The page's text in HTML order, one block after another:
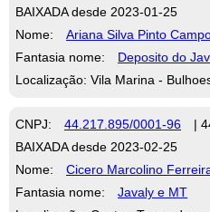
BAIXADA desde 2023-01-25
Nome:
Ariana Silva Pinto
Fantasia nome:
Deposito do
Localização: Vila Marina -
CNPJ: 44.217.895/0001-96
|
BAIXADA desde 2023-02-25
Nome:
Cicero Marcolino
Fantasia nome:
Javaly e MT